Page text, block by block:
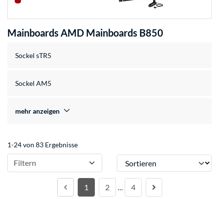
Mainboards AMD Mainboards B850
Sockel sTR5
Sockel AM5
mehr anzeigen
1-24 von 83 Ergebnisse
Filtern Sortieren
1 2 … 4